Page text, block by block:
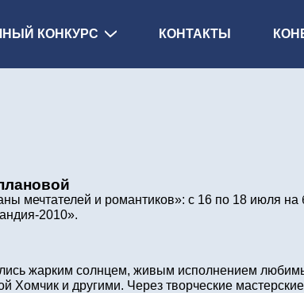
КОНКУРС КОНТАКТЫ
мечтателей и романтиков»: с 16 по 18 июля
2010».
жарким солнцем, живым исполнением
и другими. Через творческие мастерские